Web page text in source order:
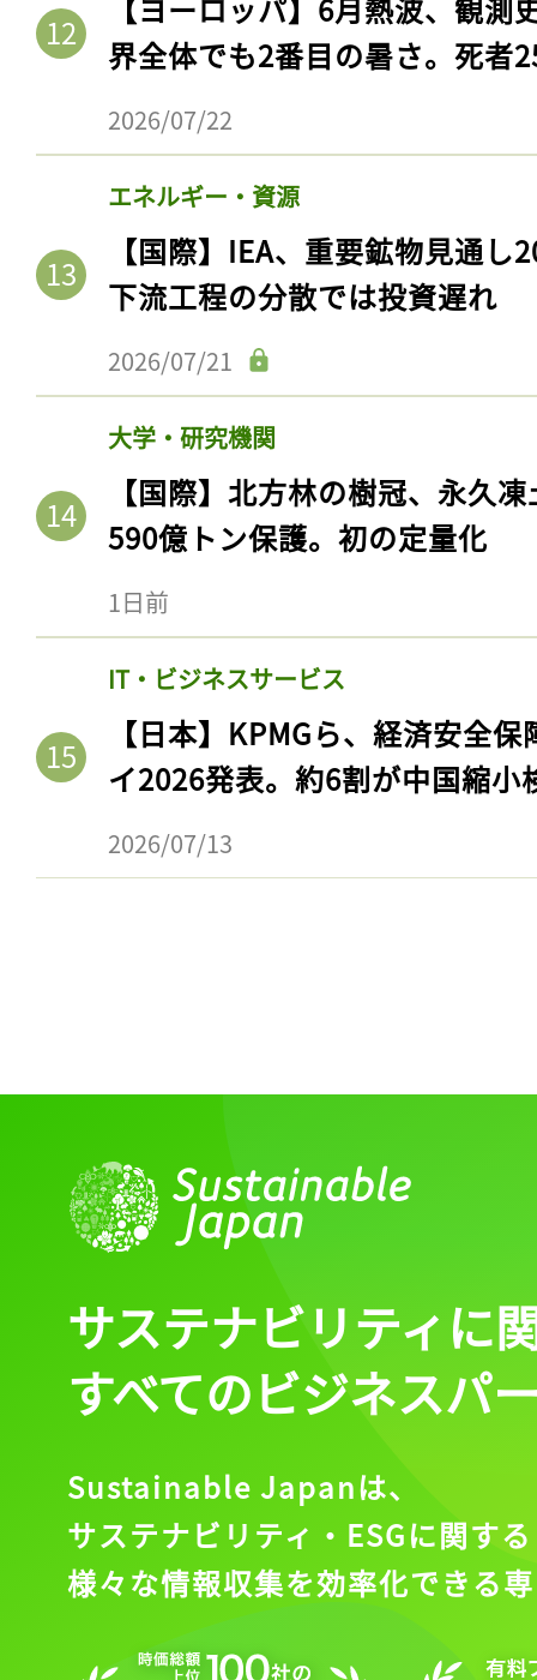
【ヨーロッパ】6月熱波、観
界全体でも2番目の暑さ。死者
2026/07/22
エネルギー・資源
【国際】IEA、重要鉱物見通
下流工程の分散では投資遅れ
2026/07/21
大学・研究機関
【国際】北方林の樹冠、永久
590億トン保護。初の定量化
1日前
IT・ビジネスサービス
【日本】KPMGら、経済安全
イ2026発表。約6割が中国縮小
2026/07/13
ログイン
サステナビリティに
すべてのビジネスパ
Sustainable Japanは、
サステナビリティ・ESGに関する
様々な情報収集を効率化できる